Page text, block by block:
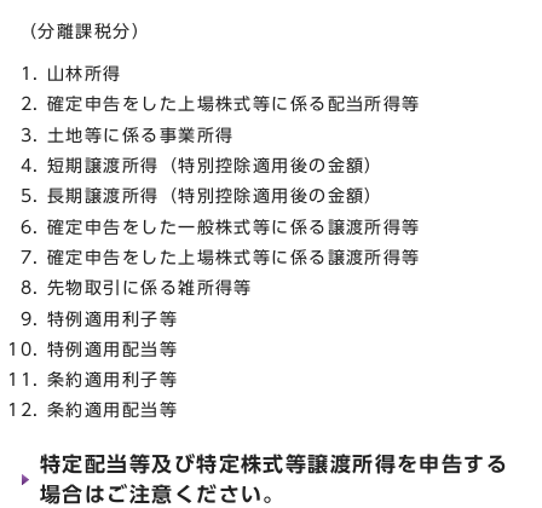
（分離課税分）
山林所得
確定申告をした上場株式等に係る配当所得等
土地等に係る事業所得
短期譲渡所得（特別控除適用後の金額）
長期譲渡所得（特別控除適用後の金額）
確定申告をした一般株式等に係る譲渡所得等
確定申告をした上場株式等に係る譲渡所得等
先物取引に係る雑所得等
特例適用利子等
特例適用配当等
条約適用利子等
条約適用配当等
特定配当等及び特定株式等譲渡所得を申告する
場合はご注意ください。